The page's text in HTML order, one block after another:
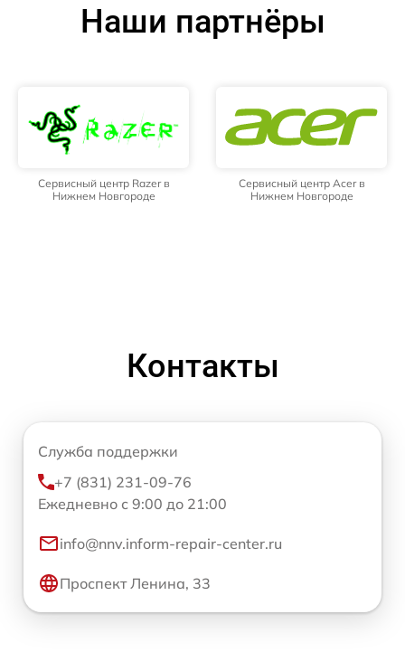
Наши партнёры
Сервисный центр Razer в
Нижнем Новгороде
Сервисный центр Acer в
Нижнем Новгороде
Контакты
Служба поддержки
+7 (831) 231-09-76
Ежедневно с 9:00 до 21:00
info@nnv.inform-repair-center.ru
Проспект Ленина, 33